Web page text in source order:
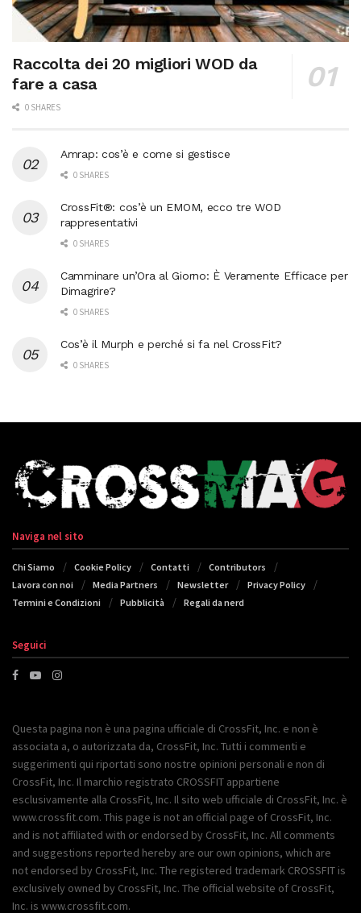
Raccolta dei 20 migliori WOD da
fare a casa
0 SHARES
Amrap: cos’è e come si gestisce
0 SHARES
CrossFit®: cos’è un EMOM, ecco tre WOD
rappresentativi
0 SHARES
Camminare un’Ora al Giorno: È Veramente Efficace per
Dimagrire?
0 SHARES
Cos’è il Murph e perché si fa nel CrossFit?
0 SHARES
Naviga nel sito
Chi Siamo Cookie Policy Contatti
Contributors
Lavora con noi
Media Partners Newsletter
Privacy Policy
Termini e Condizioni
Pubblicità Regali da nerd
Seguici
Questa pagina non è una pagina ufficiale di CrossFit, Inc. e non è
associata a, o autorizzata da, CrossFit, Inc. Tutti i commenti e
suggerimenti qui riportati sono nostre opinioni personali e non di
CrossFit, Inc. Il marchio registrato CROSSFIT appartiene
esclusivamente alla CrossFit, Inc. Il sito web ufficiale di CrossFit, Inc. è
www.crossfit.com. This page is not an official page of CrossFit, Inc.
and is not affiliated with or endorsed by CrossFit, Inc. All comments
and suggestions reported hereby are our own opinions, which are
not endorsed by CrossFit, Inc. The registered trademark CROSSFIT is
exclusively owned by CrossFit, Inc. The official website of CrossFit,
Inc. is www.crossfit.com.